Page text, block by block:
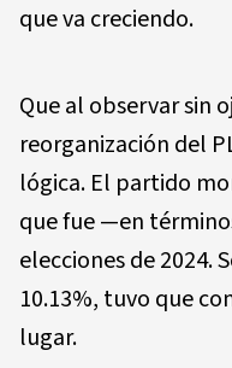
que va creciendo.
Que al observar sin
reorganización del
lógica. El partido
que fue —en
elecciones de 2024.
10.13%, tuvo que
lugar.